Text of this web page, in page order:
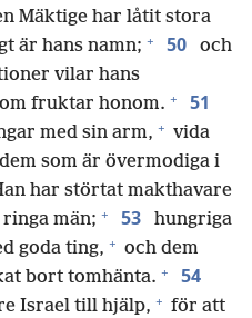
Mäktige har låtit stora
är hans namn; + 50
och
vilar hans
fruktar honom. + 51
med sin arm, + vida
som är övermodiga i
har störtat makthavare
män; + 53
hungriga
goda ting, + och dem
bort tomhänta. + 54
Israel till hjälp, + för att